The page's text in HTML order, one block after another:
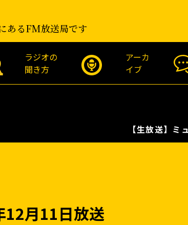
あるFM放送局です
ラジオの
聞き方
アーカ
イブ
【生放送】ミュージッ
月11日放送